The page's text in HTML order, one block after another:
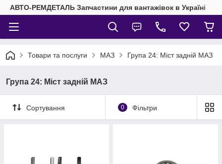
АВТО-РЕМДЕТАЛЬ Запчастини для вантажівок в Україні
Товари та послуги МАЗ Група 24: Міст задній МАЗ
Група 24: Міст задній МАЗ
Сортування 0 Фільтри